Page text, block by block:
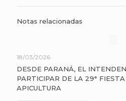
Notas relacionadas
18/03/2026
DESDE PARANÁ, EL
PARTICIPAR DE LA 29°
APICULTURA